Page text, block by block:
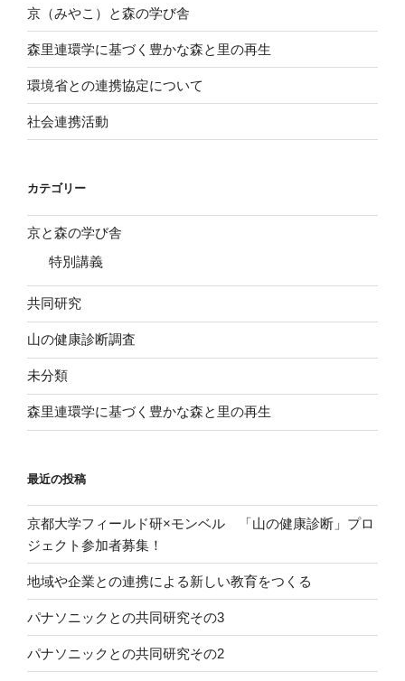
京（みやこ）と森の学び舎
森里連環学に基づく豊かな森と里の再生
環境省との連携協定について
社会連携活動
カテゴリー
京と森の学び舎
特別講義
共同研究
山の健康診断調査
未分類
森里連環学に基づく豊かな森と里の再生
最近の投稿
京都大学フィールド研×モンベル 「山の健康診断」プロ
ジェクト参加者募集！
地域や企業との連携による新しい教育をつくる
パナソニックとの共同研究その3
パナソニックとの共同研究その2